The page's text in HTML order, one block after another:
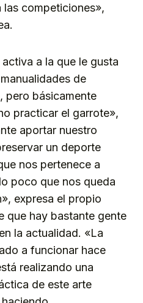
competiciones»,
a la que le gusta
de
pero básicamente
practicar el garrote»,
aportar nuestro
un deporte
nos pertenece a
poco que nos queda
expresa el propio
que hay bastante gente
la actualidad. «La
a funcionar hace
realizando una
de este arte